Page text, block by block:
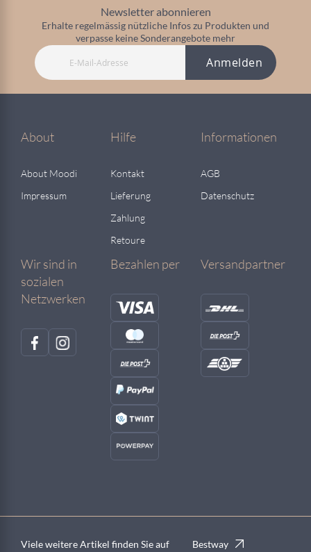
Newsletter abonnieren
Erhalte regelmässig nützliche Infos zu Produkten und
verpasse keine Sonderangebote mehr
Anmelden
About
About Moodi
Impressum
Hilfe
Kontakt
Lieferung
Zahlung
Retoure
Informationen
AGB
Datenschutz
Wir sind in
sozialen
Netzwerken
Bezahlen per Versandpartner
Viele weitere Artikel finden Sie auf Bestway